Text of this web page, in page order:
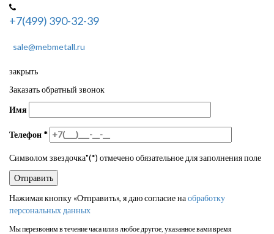
+7(499) 390-32-39
sale@mebmetall.ru
закрыть
Заказать обратный звонок
Имя
Телефон *
Символом звездочка"(*) отмечено обязательное для заполнения поле
Нажимая кнопку «Отправить», я даю согласие наобработку
персональных данных
Мы перезвоним в течение часа или в любое другое, указанное вами время